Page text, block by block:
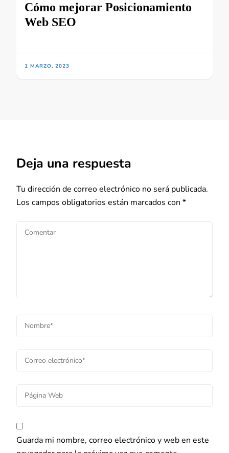
Cómo mejorar Posicionamiento
Web SEO
1 MARZO, 2023
Deja una respuesta
Tu dirección de correo electrónico no será publicada.
Los campos obligatorios están marcados con *
Guarda mi nombre, correo electrónico y web en este